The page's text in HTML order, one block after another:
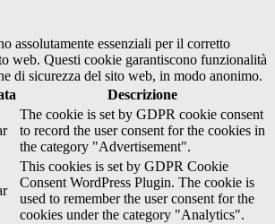
assolutamente essenziali per il corretto
web. Questi cookie garantiscono funzionalità
di sicurezza del sito web, in modo anonimo.
Descrizione
The cookie is set by GDPR cookie consent
to record the user consent for the cookies in
the category "Advertisement".
This cookies is set by GDPR Cookie
Consent WordPress Plugin. The cookie is
used to remember the user consent for the
cookies under the category "Analytics".